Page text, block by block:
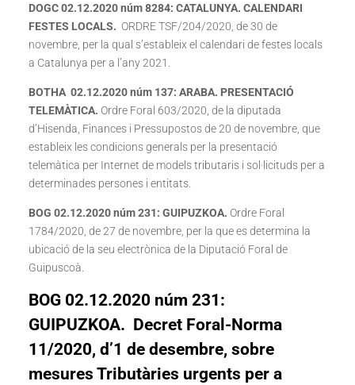
DOGC 02.12.2020 núm 8284: CATALUNYA. CALENDARI
FESTES LOCALS. ORDRE TSF/204/2020, de 30 de
novembre, per la qual s’estableix el calendari de festes locals
a Catalunya per a l’any 2021.
BOTHA 02.12.2020 núm 137: ARABA. PRESENTACIÓ
TELEMÀTICA. Ordre Foral 603/2020, de la diputada
d’Hisenda, Finances i Pressupostos de 20 de novembre, que
estableix les condicions generals per la presentació
telemàtica per Internet de models tributaris i sol·licituds per a
determinades persones i entitats.
BOG 02.12.2020 núm 231: GUIPUZKOA. Ordre Foral
1784/2020, de 27 de novembre, per la que es determina la
ubicació de la seu electrònica de la Diputació Foral de
Guipuscoà.
BOG 02.12.2020 núm 231:
GUIPUZKOA. Decret Foral-Norma
11/2020, d’1 de desembre, sobre
mesures Tributàries urgents per a